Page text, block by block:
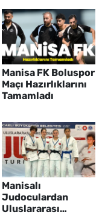
Manisa FK Boluspor
Maçı Hazırlıklarını
Tamamladı
Manisalı
Judoculardan
Uluslararası